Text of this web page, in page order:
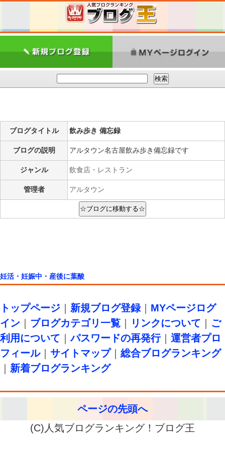
ブログタイトル 飲み歩き 備忘録
ブログの説明 アルタウン名古屋飲み歩き備忘録です
ジャンル 飲食店・レストラン
管理者 アルタウン
妊活・妊娠中・産後に葉酸
トップページ 新規ブログ登録｜ MYページログ
イン
ブログカテゴリ一覧 リンクについて
ご
利用について ｜パスワードの再発行｜ 運営者プロ
フィール｜ サイトマップ｜ 総合ブログランキング
新着ブログランキング
ページの先頭へ
(C)人気ブログランキング！ブログ王